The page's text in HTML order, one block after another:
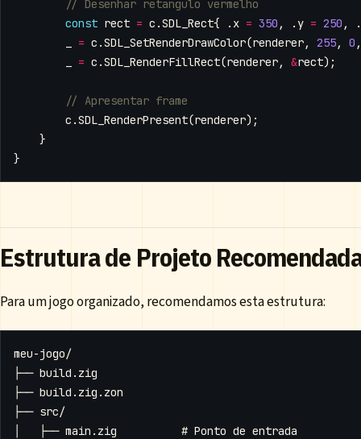
const rect = c .SDL_Rect{ . x = 350 , . y = 250 ,
.
= c .SDL_SetRenderDrawColor(renderer, 255, 0 ,
= c .SDL_RenderFillRect(renderer, &rect);
c .SDL_RenderPresent(renderer);
}
}
Estrutura de Projeto
Para um jogo organizado, recomendamos esta estrutura: